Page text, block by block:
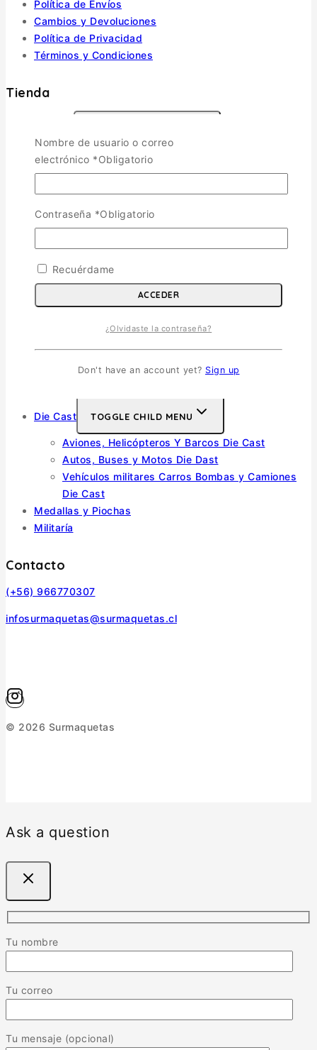
Política de Envíos
Cambios y Devoluciones
Política de Privacidad
Términos y Condiciones
Tienda
Escala 1/72
Escala 1/48
Escala 1/144
Escala 1/32
Otras
Vehiculos Militares
Soldados
Die Cast TOGGLE CHILD MENU
Aviones, Helicópteros Y Barcos Die Cast
Autos, Buses y Motos Die Dast
Vehículos militares Carros Bombas y Camiones
Die Cast
Medallas y Piochas
Militaría
Contacto
(+56) 966770307
infosurmaquetas@surmaquetas.cl
© 2026 Surmaquetas
Ask a question
Tu nombre
Tu correo
Tu mensaje (opcional)
Nombre de usuario o correo
electrónico *Obligatorio
Contraseña *Obligatorio
Recuérdame
ACCEDER
¿Olvidaste la contraseña?
Don't have an account yet? Sign up